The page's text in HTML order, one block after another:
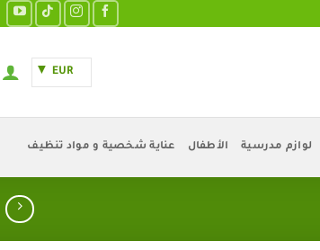
EUR
لوازم مدرسية الأطفال عناية شخصية و مواد تنظيف